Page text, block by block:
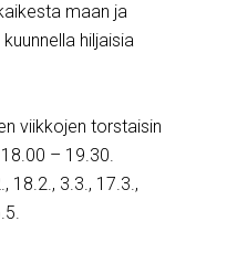
maan ja
hiljaisia
viikkojen torstaisin
– 19.30.
18.2., 3.3., 17.3.,